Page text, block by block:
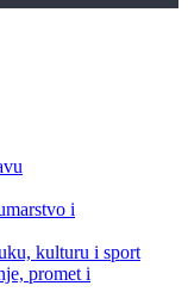
i
kulturu i sport
promet i